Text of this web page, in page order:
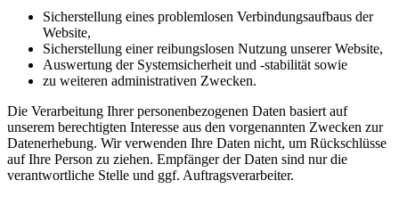
Sicherstellung eines problemlosen Verbindungsaufbaus der
Website,
Sicherstellung einer reibungslosen Nutzung unserer Website,
Auswertung der Systemsicherheit und -stabilität sowie
zu weiteren administrativen Zwecken.
Die Verarbeitung Ihrer personenbezogenen Daten basiert auf
unserem berechtigten Interesse aus den vorgenannten Zwecken zur
Datenerhebung. Wir verwenden Ihre Daten nicht, um Rückschlüsse
auf Ihre Person zu ziehen. Empfänger der Daten sind nur die
verantwortliche Stelle und ggf. Auftragsverarbeiter.